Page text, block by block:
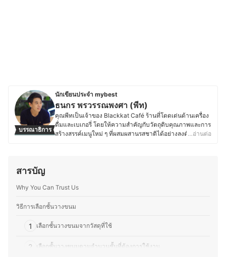
บรรณาธิการ
นักเขียนประจำ mybest
ธนกร พรวรรณพงศา (พีท)
คุณพีทเป็นเจ้าของ Blackkat Café ร้านที่โดดเด่นด้านเครื่อง
ดื่มและเบเกอรี่ โดยให้ความสำคัญกับวัตถุดิบคุณภาพและการ
สร้างสรรค์เมนูใหม่ ๆ ที่ผสมผสานรสชาติได้อย่างลงตัว ด้วย
ที่น่าประทับใจให้ลูกค้า ตั้งแต่การพัฒนาเมนูตามฤดูกาล กา
ลงตัว โดยนอกจากบริหารร้าน คุณพีทยังติดตามเทรนด์อาหาร
อาหาร เบเกอรี่ และการพัฒนาเมนูต่าง ๆ เพื่อให้ผู้ที่สนใจ
ประวัติของ ธนกร พรวรรณพงศา (พีท)
…อ่านต่อ
สารบัญ
Why You Can Trust Us
วิธีการเลือกชั้นวางขนม
1 เลือกชั้นวางขนมจากวัสดุที่ใช้
2 เลือกชั้นวางขนมตามจำนวนชั้นที่ต้องการใช้งาน